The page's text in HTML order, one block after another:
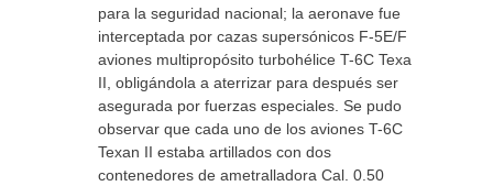
para la seguridad nacional; la aeronave fue
interceptada por cazas supersónicos F-5E/F y
aviones multipropósito turbohélice T-6C Texan
II, obligándola a aterrizar para después ser
asegurada por fuerzas especiales. Se pudo
observar que cada uno de los aviones T-6C
Texan II estaba artillados con dos
contenedores de ametralladora Cal. 0.50